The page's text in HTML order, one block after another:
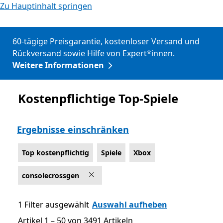
Zu Hauptinhalt springen
60-tägige Preisgarantie, kostenloser Versand und
Rückversand sowie Hilfe von Expert*innen.
Weitere Informationen
Top kostenpflichtig
Kostenpflichtige Top-Spiele
Ergebnisse einschränken
Top kostenpflichtig Spiele Xbox
consolecrossgen
1 Filter ausgewählt Auswahl aufheben
Artikel 1 – 50 von 3491 Artikeln
Artikel 1 – 50 von 3491 Artikeln